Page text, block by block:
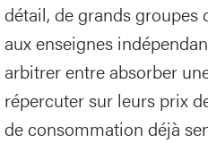
détail, de grands
aux enseignes
arbitrer entre absorber
répercuter sur leurs prix
de consommation déjà